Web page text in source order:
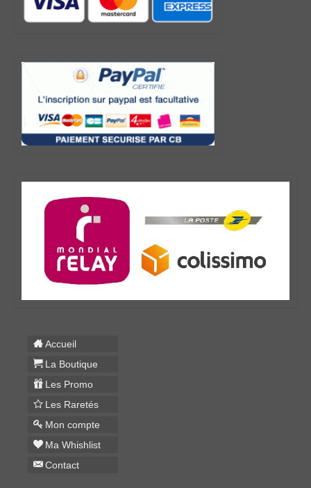
Accueil
La Boutique
Les Promo
Les Raretés
Mon compte
Ma Whishlist
Contact